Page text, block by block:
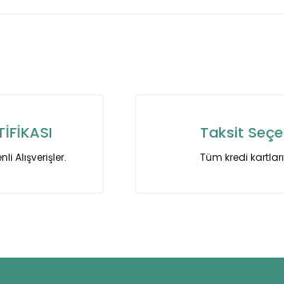
Alışverişler.
Taksit
Tüm kredi